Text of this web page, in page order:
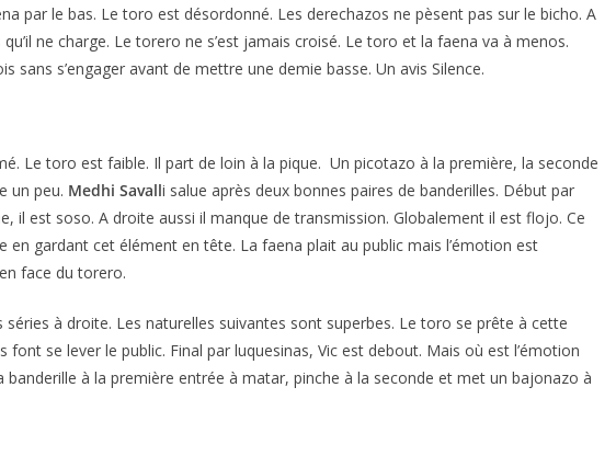
par le bas. Le toro est désordonné. Les derechazos ne pèsent pas sur le bicho. A
ne charge. Le torero ne s’est jamais croisé. Le toro et la faena va à menos.
sans s’engager avant de mettre une demie basse. Un avis Silence.
Le toro est faible. Il part de loin à la pique. Un picotazo à la première, la seconde
un peu. Medhi Savalli salue après deux bonnes paires de banderilles. Début par
il est soso. A droite aussi il manque de transmission. Globalement il est flojo. Ce
en gardant cet élément en tête. La faena plait au public mais l’émotion est
face du torero.
séries à droite. Les naturelles suivantes sont superbes. Le toro se prête à cette
font se lever le public. Final par luquesinas, Vic est debout. Mais où est l’émotion
banderille à la première entrée à matar, pinche à la seconde et met un bajonazo à